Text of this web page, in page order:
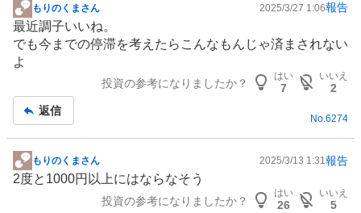
掲
示
板
記
もりのくまさん 2025/3/27 1:06報告
最近調子いいね。
でも今までの停滞を考えたらこんなもんじゃ済まされない
よ
投資の参考になりましたか？
はい
7
いいえ
2
返信
No.6274
掲
示
もりのくまさん 2025/3/13 1:31報告
2度と1000円以上にはならなそう
投資の参考になりましたか？
はい
26
いいえ
5